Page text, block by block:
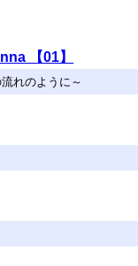
【01】
れのように～